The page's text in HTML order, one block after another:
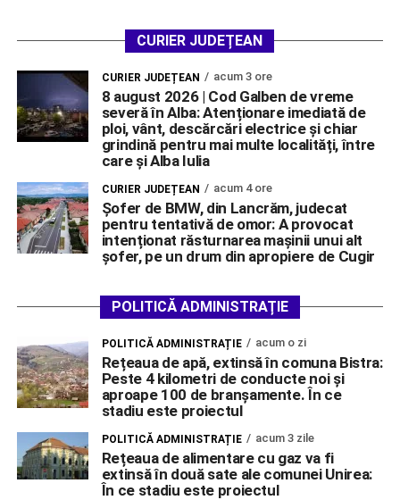
CURIER JUDEȚEAN
CURIER JUDEȚEAN acum 3 ore
8 august 2026 | Cod Galben de vreme
severă în Alba: Atenționare imediată de
ploi, vânt, descărcări electrice și chiar
grindină pentru mai multe localități, între
care și Alba Iulia
CURIER JUDEȚEAN acum 4 ore
Șofer de BMW, din Lancrăm, judecat
pentru tentativă de omor: A provocat
intenționat răsturnarea mașinii unui alt
șofer, pe un drum din apropiere de Cugir
POLITICĂ ADMINISTRAȚIE
POLITICĂ ADMINISTRAȚIE acum o zi
Rețeaua de apă, extinsă în comuna Bistra:
Peste 4 kilometri de conducte noi și
aproape 100 de branșamente. În ce
stadiu este proiectul
POLITICĂ ADMINISTRAȚIE acum 3 zile
Rețeaua de alimentare cu gaz va fi
extinsă în două sate ale comunei Unirea:
În ce stadiu este proiectul